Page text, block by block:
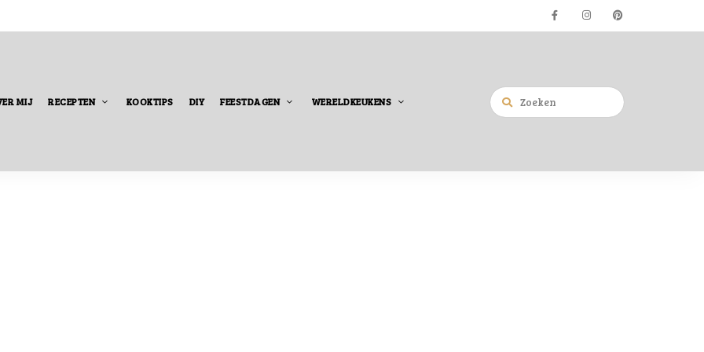
MIJ RECEPTEN KOOKTIPS DIY FEESTDAGEN WERELDKEUKENS